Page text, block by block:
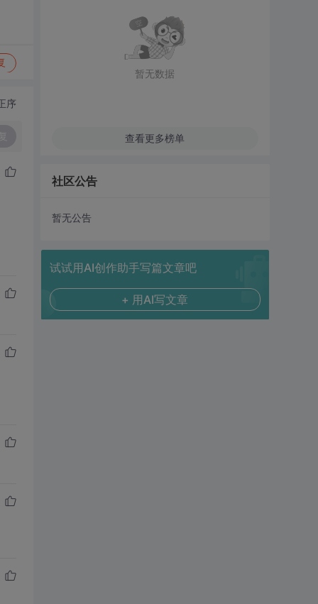
序
暂无数据
查看更多榜单
社区公告
暂无公告
试试用AI创作助手写篇文章吧
+ 用AI写文章